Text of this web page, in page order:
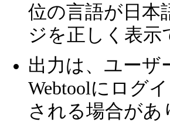
位の言語が日本
ジを正しく表示
出力は、ユーザ
Webtoolにログ
される場合があ